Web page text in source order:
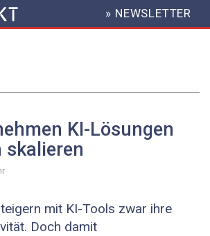
HEADER
MENU
» NEWSLETTER
KI-Lösungen
mit KI-Tools zwar ihre
Doch damit